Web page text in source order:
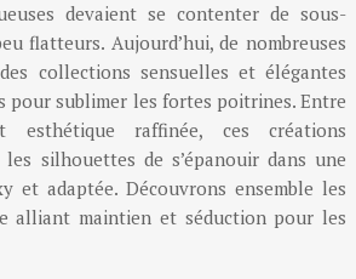
devaient se contenter de sous-
flatteurs. Aujourd’hui, de nombreuses
collections sensuelles et élégantes
pour sublimer les fortes poitrines. Entre
raffinée, ces créations
silhouettes de s’épanouir dans une
et adaptée. Découvrons ensemble les
alliant maintien et séduction pour les